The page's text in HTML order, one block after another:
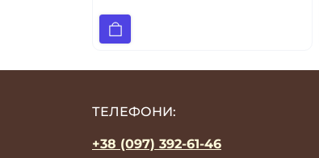
ТЕЛЕФОНИ:
+38 (097) 392-61-46